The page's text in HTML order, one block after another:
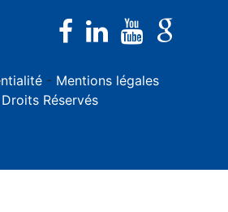
- Mentions légales
Réservés